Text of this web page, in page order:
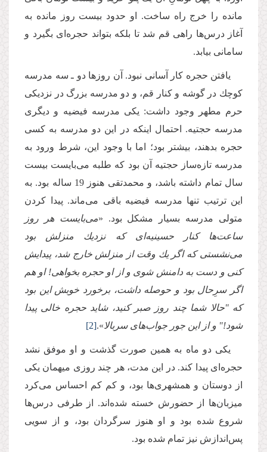
مانده را خرج راه ساخت. او حدود بیست روز مانده به
آغاز درس‌ها راهى قم شد تا بلكه بتواند حجره‌اى بگیرد و
سامانى بیابد.
یافتن حجره كار آسانى نبود. آن روزها دو ـ سه مدرسه
كوچك در گوشه و كنار قم، و دو مدرسه بزرگ در نزدیكى
حرم مطهر وجود داشت: یكى مدرسه فیضیه و دیگرى
مدرسه حجتیه. احتمال اینكه در این دو مدرسه به كسى
حجره بدهند، بیشتر بود؛ اما با وجود این، شرط ورود به
مدرسه تازه‌ساز حجتیه آن بود كه طلبه مى‌بایست بیست
سال تمام داشته باشد، و محمدتقى هنوز 19 ساله بود. به
این ترتیب تنها مدرسه فیضیه باقى مى‌ماند. پیدا كردن
متولى مدرسه بسیار مشكل بود. «مى‌بایست هر روز
ساعت‌ها كنار حسینیه‌اى كه نزدیك منزلش بود
مى‌نشستى كه اگر یك وقت از منزلش خارج شد، پیدایش
كنى و دست به دامنش شوى و از او حجره بخواهى! او هم
اگر سرِحال بود و حوصله داشت، برخورد خوبش این بود
كه "حالا شما چند روز صبر كنید، شاید حجره خالى پیدا
شود!" و از این جور جواب‌هاى سربالا».
[2]
یكى دو ماه به همین صورت گذشت و او موفق نشد
حجره‌اى پیدا كند. در این مدت، هر چند روزى میهمان یكى
از دوستان و همشهرى‌ها بود، و كم كم احساس مى‌كرد
میزبان‌ها از حضورش خسته شده‌اند. از طرفى درس‌ها
شروع شده بود و او هنوز سرگردان بود، و از سویى
پس‌اندازش نیز تمام شده بود.